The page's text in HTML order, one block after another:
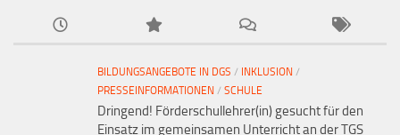
BILDUNGSANGEBOTE IN DGS / INKLUSION /
PRESSEINFORMATIONEN / SCHULE
Dringend! Förderschullehrer(in) gesucht für den
Einsatz im gemeinsamen Unterricht an der TGS